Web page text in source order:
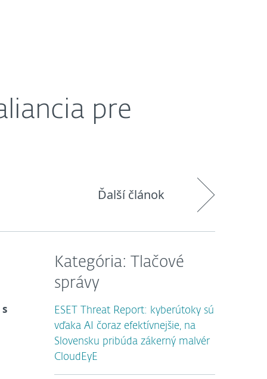
pre
Ďalší článok
Kategória: Tlačové
správy
ESET Threat Report: kyberútoky sú
vďaka AI čoraz efektívnejšie, na
Slovensku pribúda zákerný malvér
CloudEyE